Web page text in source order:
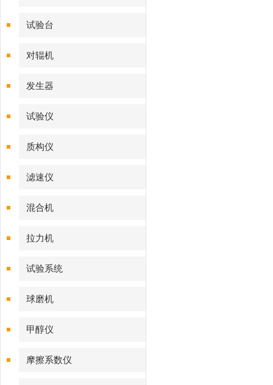
试验台
对辊机
发生器
试验仪
质构仪
滤速仪
混合机
拉力机
试验系统
球磨机
甲醇仪
摩擦系数仪